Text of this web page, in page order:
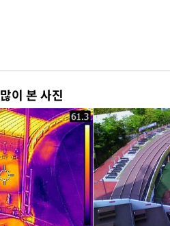
많이 본 사진